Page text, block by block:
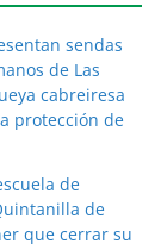
sendas
de Las
cabreiresa
protección de
de
de
que cerrar su